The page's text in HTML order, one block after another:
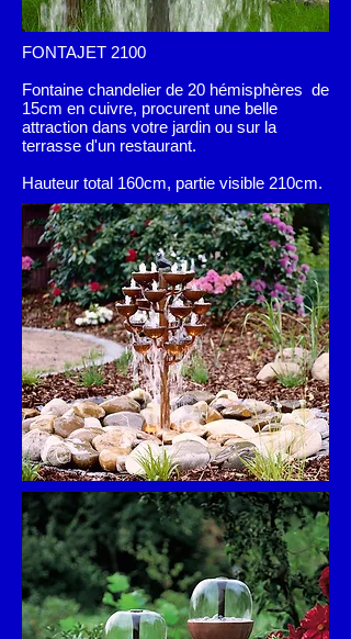
FONTAJET 2100
Fontaine chandelier de 20 hémisphères de
15cm en cuivre, procurent une belle
attraction dans votre jardin ou sur la
terrasse d'un restaurant.
Hauteur total 160cm, partie visible 210cm.